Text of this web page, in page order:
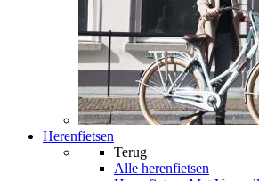
Herenfietsen
Terug
Alle herenfietsen